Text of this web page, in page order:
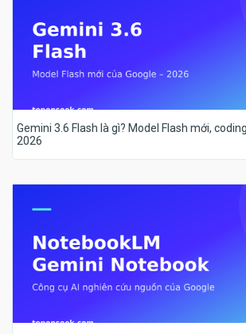
Gemini 3.6 Flash là gì? Model Flash mới,
2026